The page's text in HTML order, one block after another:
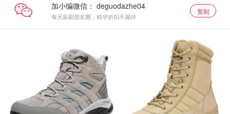
加小编微信：
每天刷刷朋友圈，精华折扣不漏掉
复制